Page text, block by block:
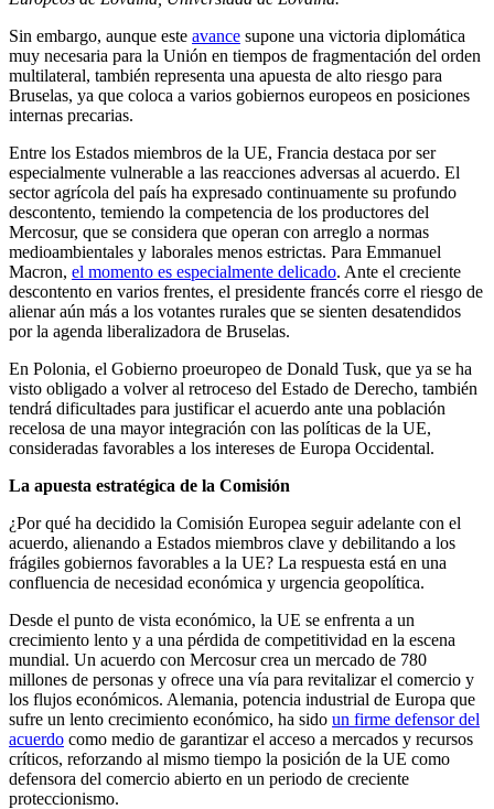
Sin embargo, aunque este avance supone una victoria diplomática
muy necesaria para la Unión en tiempos de fragmentación del orden
multilateral, también representa una apuesta de alto riesgo para
Bruselas, ya que coloca a varios gobiernos europeos en posiciones
internas precarias.
Entre los Estados miembros de la UE, Francia destaca por ser
especialmente vulnerable a las reacciones adversas al acuerdo. El
sector agrícola del país ha expresado continuamente su profundo
descontento, temiendo la competencia de los productores del
Mercosur, que se considera que operan con arreglo a normas
medioambientales y laborales menos estrictas. Para Emmanuel
Macron, el momento es especialmente delicado. Ante el creciente
descontento en varios frentes, el presidente francés corre el riesgo de
alienar aún más a los votantes rurales que se sienten desatendidos
por la agenda liberalizadora de Bruselas.
En Polonia, el Gobierno proeuropeo de Donald Tusk, que ya se ha
visto obligado a volver al retroceso del Estado de Derecho, también
tendrá dificultades para justificar el acuerdo ante una población
recelosa de una mayor integración con las políticas de la UE,
consideradas favorables a los intereses de Europa Occidental.
La apuesta estratégica de la Comisión
¿Por qué ha decidido la Comisión Europea seguir adelante con el
acuerdo, alienando a Estados miembros clave y debilitando a los
frágiles gobiernos favorables a la UE? La respuesta está en una
confluencia de necesidad económica y urgencia geopolítica.
Desde el punto de vista económico, la UE se enfrenta a un
crecimiento lento y a una pérdida de competitividad en la escena
mundial. Un acuerdo con Mercosur crea un mercado de 780
millones de personas y ofrece una vía para revitalizar el comercio y
los flujos económicos. Alemania, potencia industrial de Europa que
sufre un lento crecimiento económico, ha sido un firme defensor del
acuerdo como medio de garantizar el acceso a mercados y recursos
críticos, reforzando al mismo tiempo la posición de la UE como
defensora del comercio abierto en un periodo de creciente
proteccionismo.